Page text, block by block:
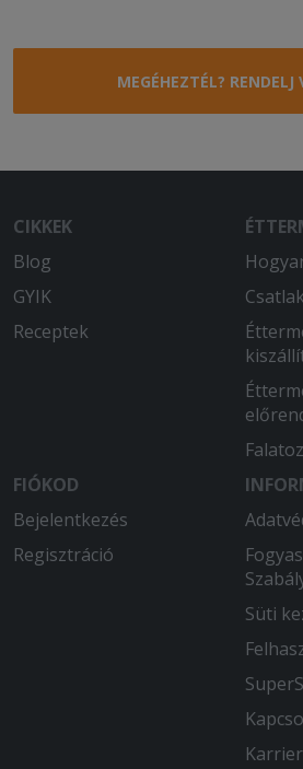
MEGÉHEZTÉL?
CIKKEK
Blog
GYIK
Receptek
FIÓKOD
Bejelentkezés
Regisztráció
Süti
Karrier